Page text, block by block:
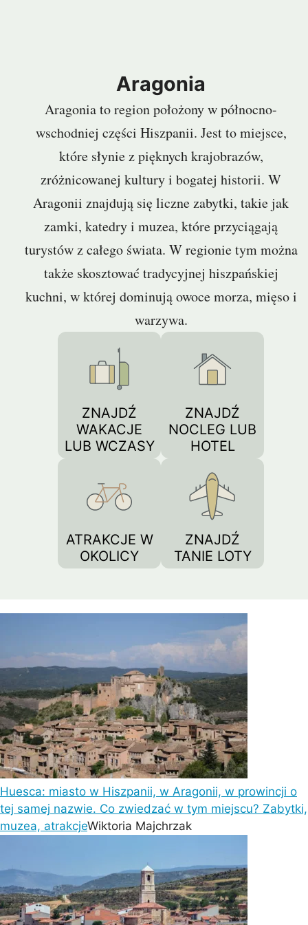
Aragonia
Aragonia to region położony w północno-
wschodniej części Hiszpanii. Jest to miejsce,
które słynie z pięknych krajobrazów,
zróżnicowanej kultury i bogatej historii. W
Aragonii znajdują się liczne zabytki, takie jak
zamki, katedry i muzea, które przyciągają
turystów z całego świata. W regionie tym można
także skosztować tradycyjnej hiszpańskiej
kuchni, w której dominują owoce morza, mięso i
warzywa.
ZNAJDŹ
WAKACJE
LUB WCZASY
ZNAJDŹ
NOCLEG LUB
HOTEL
ATRAKCJE W
OKOLICY
ZNAJDŹ
TANIE LOTY
Huesca: miasto w Hiszpanii, w Aragonii, w prowincji o
tej samej nazwie. Co zwiedzać w tym miejscu? Zabytki,
muzea, atrakcjeWiktoria Majchrzak